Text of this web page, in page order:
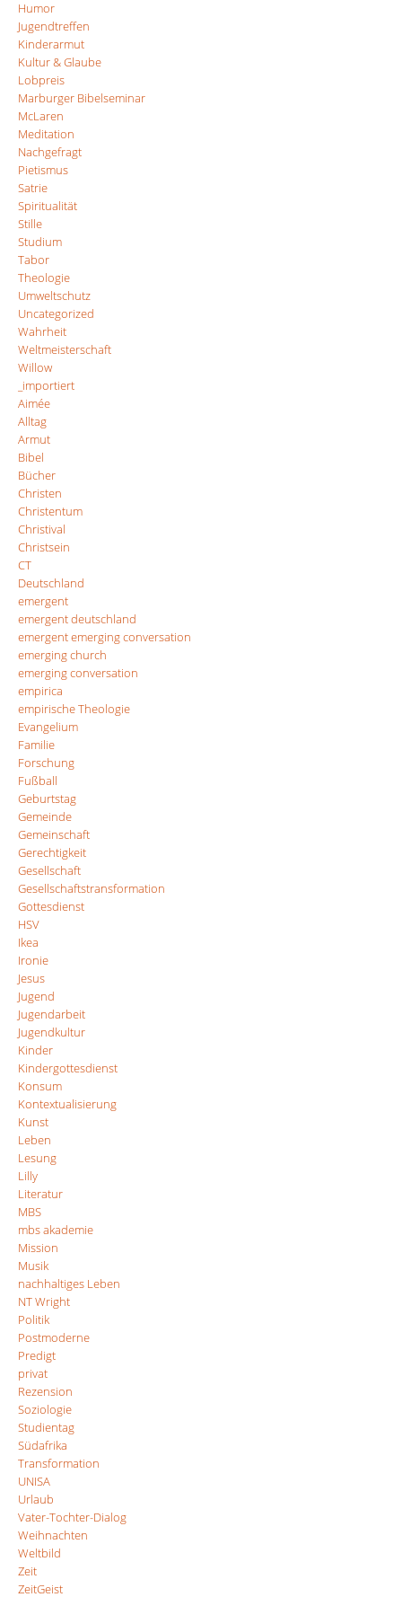
Humor
Jugendtreffen
Kinderarmut
Kultur & Glaube
Lobpreis
Marburger Bibelseminar
McLaren
Meditation
Nachgefragt
Pietismus
Satrie
Spiritualität
Stille
Studium
Tabor
Theologie
Umweltschutz
Uncategorized
Wahrheit
Weltmeisterschaft
Willow
_importiert
Aimée
Alltag
Armut
Bibel
Bücher
Christen
Christentum
Christival
Christsein
CT
Deutschland
emergent
emergent deutschland
emergent emerging conversation
emerging church
emerging conversation
empirica
empirische Theologie
Evangelium
Familie
Forschung
Fußball
Geburtstag
Gemeinde
Gemeinschaft
Gerechtigkeit
Gesellschaft
Gesellschaftstransformation
Gottesdienst
HSV
Ikea
Ironie
Jesus
Jugend
Jugendarbeit
Jugendkultur
Kinder
Kindergottesdienst
Konsum
Kontextualisierung
Kunst
Leben
Lesung
Lilly
Literatur
MBS
mbs akademie
Mission
Musik
nachhaltiges Leben
NT Wright
Politik
Postmoderne
Predigt
privat
Rezension
Soziologie
Studientag
Südafrika
Transformation
UNISA
Urlaub
Vater-Tochter-Dialog
Weihnachten
Weltbild
Zeit
ZeitGeist